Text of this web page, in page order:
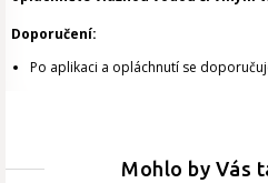
Doporučení:
Po aplikaci a opláchnutí se
Mohlo by Vás